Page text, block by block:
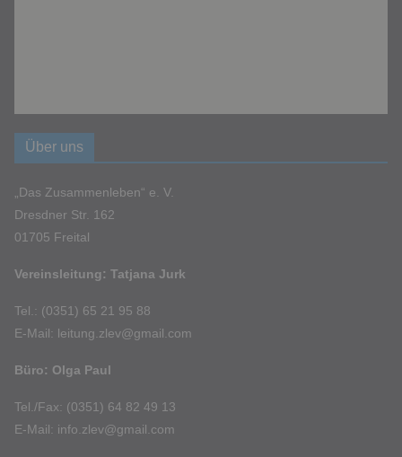
Über uns
„Das Zusammenleben“ e. V.
Dresdner Str. 162
01705 Freital
Vereinsleitung: Tatjana Jurk
Tel.: (0351) 65 21 95 88
E-Mail: leitung.zlev@gmail.com
Büro: Olga Paul
Tel./Fax: (0351) 64 82 49 13
E-Mail: info.zlev@gmail.com